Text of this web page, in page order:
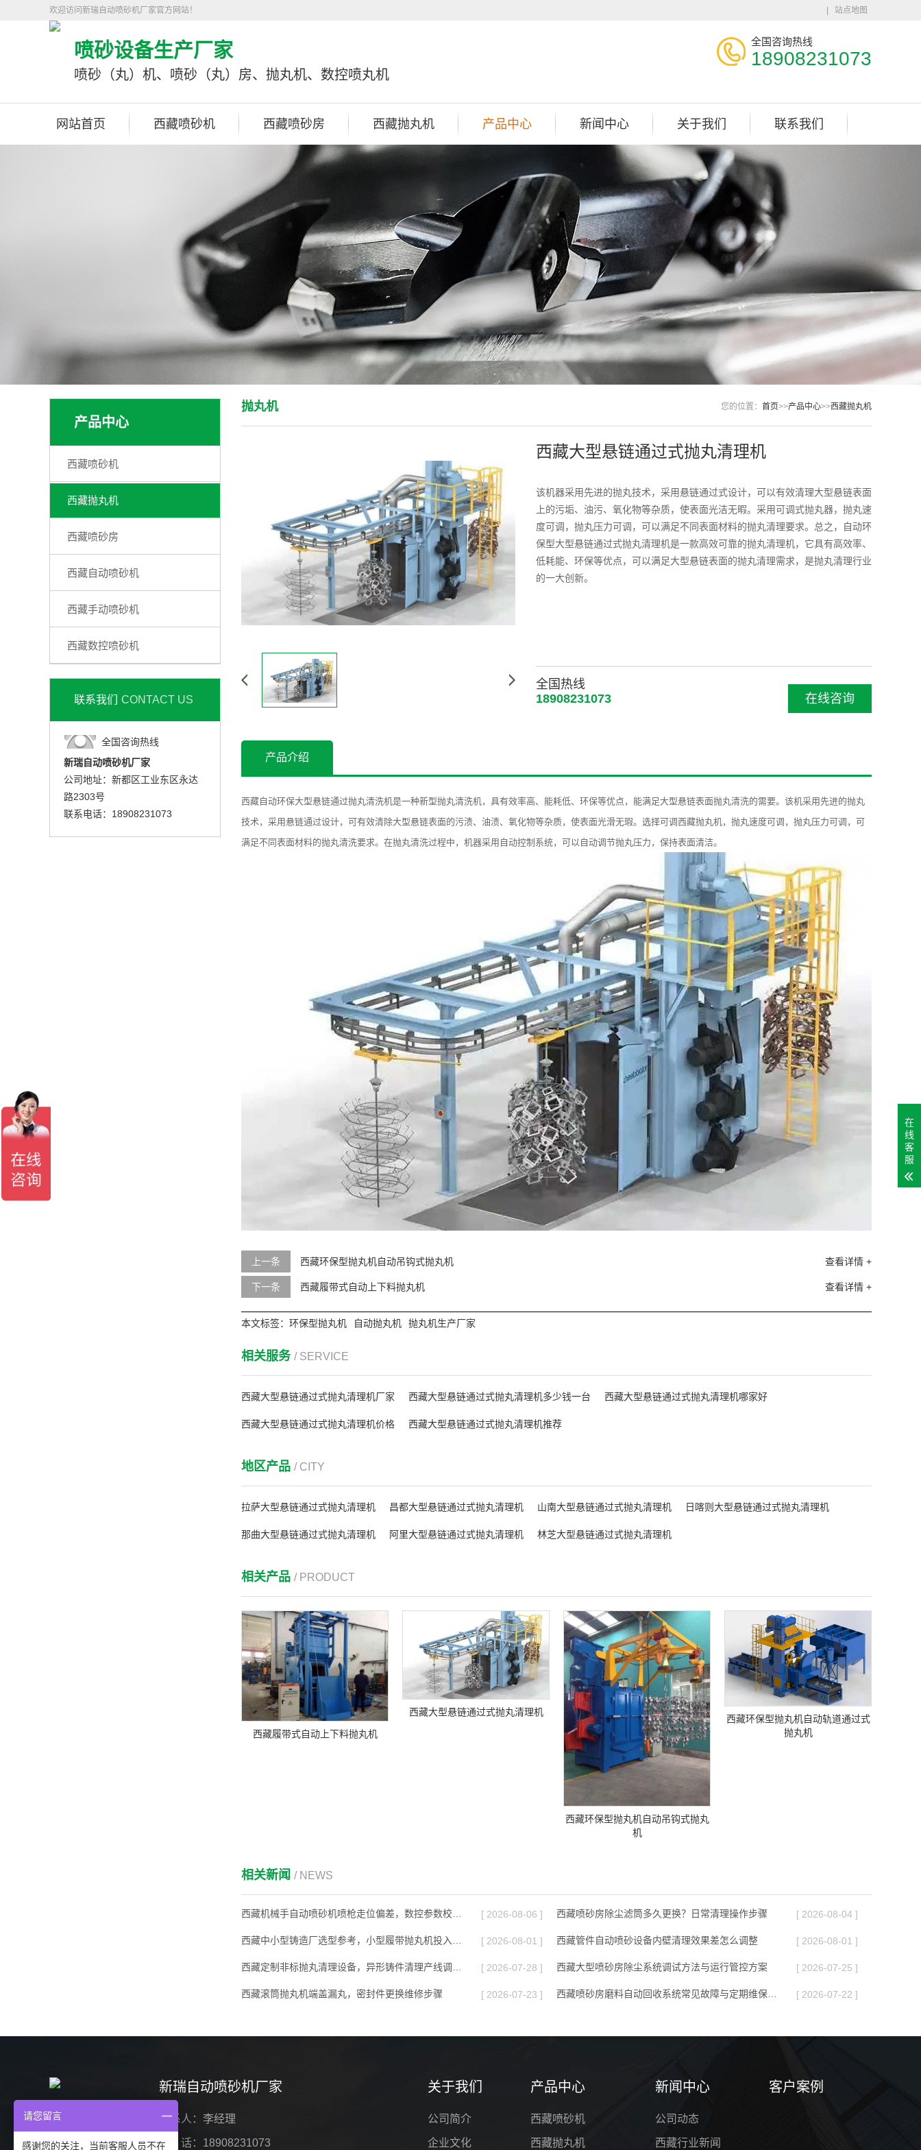
站点地图
欢迎访问新瑞自动喷砂机厂家官方网站！
喷砂设备生产厂家
喷砂（丸）机、喷砂（丸）房、抛丸机、数控喷丸机
全国咨询热线
18908231073
网站首页 西藏喷砂机 西藏喷砂房 西藏抛丸机 产品中心 新闻中心 关于我们 联系我们
产品中心
西藏喷砂机
西藏抛丸机
西藏喷砂房
西藏自动喷砂机
西藏手动喷砂机
西藏数控喷砂机
联系我们 CONTACT US
全国咨询热线
新瑞自动喷砂机厂家
公司地址：新都区工业东区永达
路2303号
联系电话：18908231073
您的位置： 首页>>产品中心>>西藏抛丸机
抛丸机
西藏大型悬链通过式抛丸清理机
该机器采用先进的抛丸技术，采用悬链通过式设计，可以有效清理大型悬链表面
上的污垢、油污、氧化物等杂质，使表面光洁无暇。采用可调式抛丸器，抛丸速
度可调，抛丸压力可调，可以满足不同表面材料的抛丸清理要求。总之，自动环
保型大型悬链通过式抛丸清理机是一款高效可靠的抛丸清理机，它具有高效率、
低耗能、环保等优点，可以满足大型悬链表面的抛丸清理需求，是抛丸清理行业
的一大创新。
在线咨询
全国热线
18908231073
产品介绍
西藏自动环保大型悬链通过抛丸清洗机是一种新型抛丸清洗机， 具有效率高、 能耗低、 环保等优点， 能满足大型悬链表面抛丸清洗的需要。 该机采用先进的抛丸
技术， 采用悬链通过设计，可有效清除大型悬链表面的污渍、 油渍、 氧化物等杂质，使表面光滑无瑕。 选择可调西藏抛丸机， 抛丸速度可调， 抛丸压力可调，可
满足不同表面材料的抛丸清洗要求。 在抛丸清洗过程中， 机器采用自动控制系统， 可以自动调节抛丸压力， 保持表面清洁。
上一条 查看详情 +
西藏环保型抛丸机自动吊钩式抛丸机
下一条 查看详情 +
西藏履带式自动上下料抛丸机
本文标签： 环保型抛丸机 自动抛丸机 抛丸机生产厂家
相关服务 / SERVICE
西藏大型悬链通过式抛丸清理机厂家 西藏大型悬链通过式抛丸清理机多少钱一台 西藏大型悬链通过式抛丸清理机哪家好
西藏大型悬链通过式抛丸清理机价格 西藏大型悬链通过式抛丸清理机推荐
地区产品 / CITY
拉萨大型悬链通过式抛丸清理机 昌都大型悬链通过式抛丸清理机 山南大型悬链通过式抛丸清理机 日喀则大型悬链通过式抛丸清理机
那曲大型悬链通过式抛丸清理机 阿里大型悬链通过式抛丸清理机 林芝大型悬链通过式抛丸清理机
相关产品 / PRODUCT
西藏履带式自动上下料抛丸机
西藏大型悬链通过式抛丸清理机
西藏环保型抛丸机自动吊钩式抛丸
机
西藏环保型抛丸机自动轨道通过式
抛丸机
相关新闻 / NEWS
西藏机械手自动喷砂机喷枪走位偏差，数控参数校准教程 [ 2026-08-06 ] 西藏喷砂房除尘滤筒多久更换？日常清理操作步骤 [ 2026-08-04 ]
西藏中小型铸造厂选型参考，小型履带抛丸机投入分析 [ 2026-08-01 ] 西藏管件自动喷砂设备内壁清理效果差怎么调整 [ 2026-08-01 ]
西藏定制非标抛丸清理设备，异形铸件清理产线调试完成 [ 2026-07-28 ] 西藏大型喷砂房除尘系统调试方法与运行管控方案 [ 2026-07-25 ]
西藏滚筒抛丸机端盖漏丸，密封件更换维修步骤 [ 2026-07-23 ] 西藏喷砂房磨料自动回收系统常见故障与定期维保方案 [ 2026-07-22 ]
新瑞自动喷砂机厂家
联系人：李经理
电 话：18908231073
关于我们
公司简介
企业文化
产品中心
西藏喷砂机
西藏抛丸机
新闻中心
公司动态
西藏行业新闻
客户案例
在
线
客
服
请您留言
感谢您的关注，当前客服人员不在